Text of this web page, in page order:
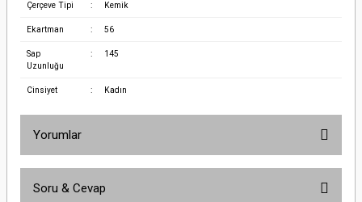
Çerçeve Tipi : Kemik
Ekartman : 56
Sap
Uzunluğu
: 145
Cinsiyet : Kadın
Yorumlar
Soru & Cevap